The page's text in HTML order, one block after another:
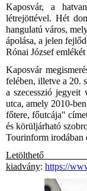
Kaposvár, a
létrejöttével. Hét
hangulatú város,
ápolása, a jelen
Rónai József
Kaposvár
felében, illetve a 20.
a szecesszió jegyeit
utca, amely 2010-
főtere, főutcája"
és körüljárható
Tourinform irodában
kiadvány: https://